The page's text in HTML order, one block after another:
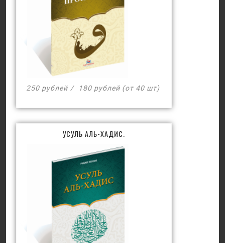
250 рублей 180 рублей (от 40 шт)
УСУЛЬ АЛЬ-ХАДИС.